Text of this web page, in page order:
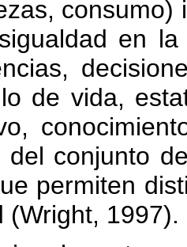
en
de vida,
del conjunto
permiten
(Wright, 1997).